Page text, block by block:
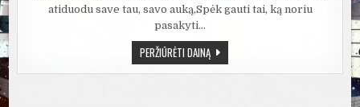
atiduodu save tau, savo auką,Spėk gauti tai, ką noriu
pasakyti…
PERŽIŪRĖTI DAINĄSEL
–
LAUŽAU